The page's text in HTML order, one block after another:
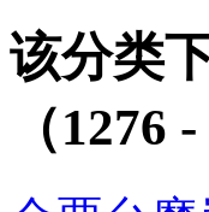
该分类
（